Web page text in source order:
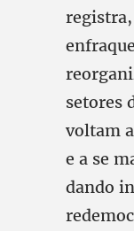
setores
voltam
e a se
dando